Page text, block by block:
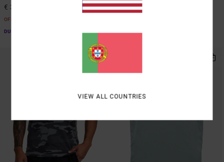
€ 31,50
OFERTAS
DUPLA PROMO 10% EXTRA
€ 45,00
€ 28,35
VIEW ALL COUNTRIES